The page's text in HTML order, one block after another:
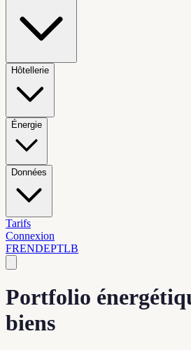
Hôtellerie
Énergie
Données
Tarifs
Connexion
FRENDEPTLB
Portfolio
biens